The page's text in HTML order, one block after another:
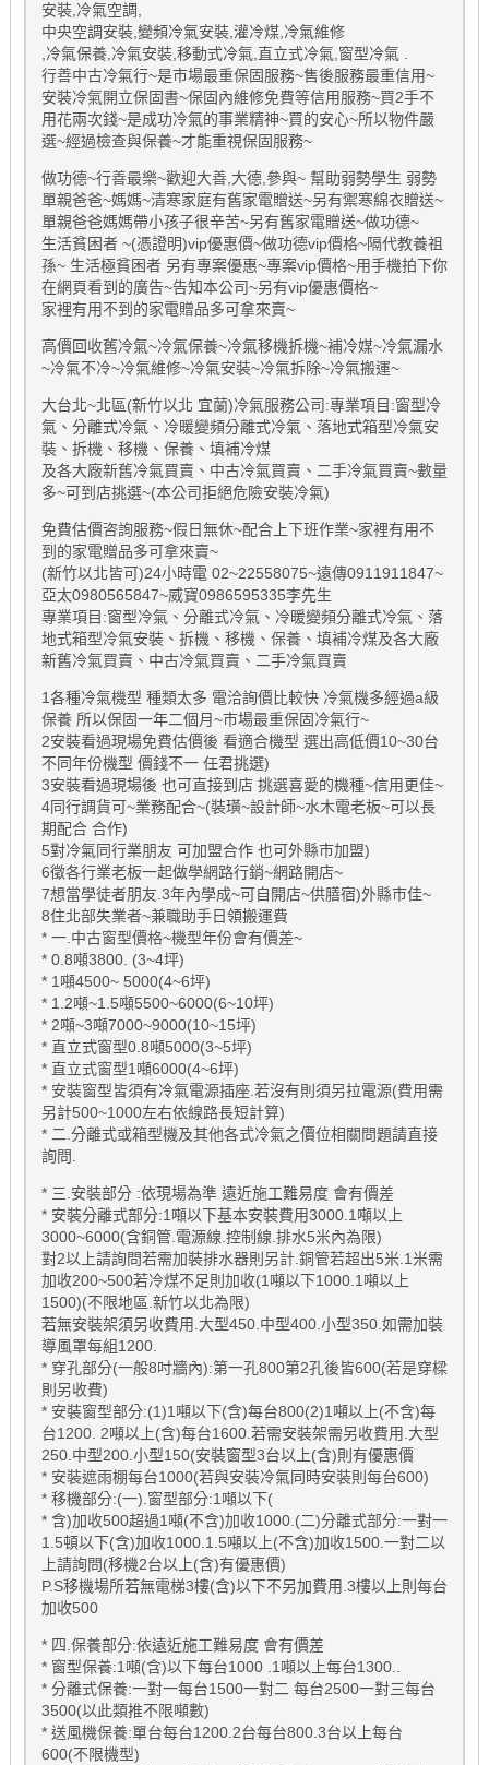
安裝,冷氣空調,
中央空調安裝,變頻冷氣安裝,灌冷煤,冷氣維修
,冷氣保養,冷氣安裝,移動式冷氣,直立式冷氣,窗型冷氣 .
行善中古冷氣行~是市場最重保固服務~售後服務最重信用~
安裝冷氣開立保固書~保固內維修免費等信用服務~買2手不
用花兩次錢~是成功冷氣的事業精神~買的安心~所以物件嚴
選~經過檢查與保養~才能重視保固服務~
做功德~行善最樂~歡迎大善,大德,參與~ 幫助弱勢學生 弱勢
單親爸爸~媽媽~清寒家庭有舊家電贈送~另有禦寒綿衣贈送~
單親爸爸媽媽帶小孩子很辛苦~另有舊家電贈送~做功德~
生活貧困者 ~(憑證明)vip優惠價~做功德vip價格~隔代教養祖
孫~ 生活極貧困者 另有專案優惠~專案vip價格~用手機拍下你
在網頁看到的廣告~告知本公司~另有vip優惠價格~
家裡有用不到的家電贈品多可拿來賣~
高價回收舊冷氣~冷氣保養~冷氣移機拆機~補冷媒~冷氣漏水
~冷氣不冷~冷氣維修~冷氣安裝~冷氣拆除~冷氣搬運~
大台北~北區(新竹以北 宜蘭)冷氣服務公司:專業項目:窗型冷
氣、分離式冷氣、冷暖變頻分離式冷氣、落地式箱型冷氣安
裝、拆機、移機、保養、填補冷煤
及各大廠新舊冷氣買賣、中古冷氣買賣、二手冷氣買賣~數量
多~可到店挑選~(本公司拒絕危險安裝冷氣)
免費估價咨詢服務~假日無休~配合上下班作業~家裡有用不
到的家電贈品多可拿來賣~
(新竹以北皆可)24小時電 02~22558075~遠傳0911911847~
亞太0980565847~威寶0986595335李先生
專業項目:窗型冷氣、分離式冷氣、冷暖變頻分離式冷氣、落
地式箱型冷氣安裝、拆機、移機、保養、填補冷煤及各大廠
新舊冷氣買賣、中古冷氣買賣、二手冷氣買賣
1各種冷氣機型 種類太多 電洽詢價比較快 冷氣機多經過a級
保養 所以保固一年二個月~市場最重保固冷氣行~
2安裝看過現場免費估價後 看適合機型 選出高低價10~30台
不同年份機型 價錢不一 任君挑選)
3安裝看過現場後 也可直接到店 挑選喜愛的機種~信用更佳~
4同行調貨可~業務配合~(裝璜~設計師~水木電老板~可以長
期配合 合作)
5對冷氣同行業朋友 可加盟合作 也可外縣市加盟)
6徵各行業老板一起做學網路行銷~網路開店~
7想當學徒者朋友.3年內學成~可自開店~供膳宿)外縣市佳~
8住北部失業者~兼職助手日領搬運費
* 一.中古窗型價格~機型年份會有價差~
* 0.8噸3800. (3~4坪)
* 1噸4500~ 5000(4~6坪)
* 1.2噸~1.5噸5500~6000(6~10坪)
* 2噸~3噸7000~9000(10~15坪)
* 直立式窗型0.8噸5000(3~5坪)
* 直立式窗型1噸6000(4~6坪)
* 安裝窗型皆須有冷氣電源插座.若沒有則須另拉電源(費用需
另計500~1000左右依線路長短計算)
* 二.分離式或箱型機及其他各式冷氣之價位相關問題請直接
詢問.
* 三.安裝部分 :依現場為準 遠近施工難易度 會有價差
* 安裝分離式部分:1噸以下基本安裝費用3000.1噸以上
3000~6000(含銅管.電源線.控制線.排水5米內為限)
對2以上請詢問若需加裝排水器則另計.銅管若超出5米.1米需
加收200~500若冷煤不足則加收(1噸以下1000.1噸以上
1500)(不限地區.新竹以北為限)
若無安裝架須另收費用.大型450.中型400.小型350.如需加裝
導風罩每組1200.
* 穿孔部分(一般8吋牆內):第一孔800第2孔後皆600(若是穿樑
則另收費)
* 安裝窗型部分:(1)1噸以下(含)每台800(2)1噸以上(不含)每
台1200. 2噸以上(含)每台1600.若需安裝架需另收費用.大型
250.中型200.小型150(安裝窗型3台以上(含)則有優惠價
* 安裝遮雨棚每台1000(若與安裝冷氣同時安裝則每台600)
* 移機部分:(一).窗型部分:1噸以下(
* 含)加收500超過1噸(不含)加收1000.(二)分離式部分:一對一
1.5頓以下(含)加收1000.1.5噸以上(不含)加收1500.一對二以
上請詢問(移機2台以上(含)有優惠價)
P.S移機場所若無電梯3樓(含)以下不另加費用.3樓以上則每台
加收500
* 四.保養部分:依遠近施工難易度 會有價差
* 窗型保養:1噸(含)以下每台1000 .1噸以上每台1300..
* 分離式保養:一對一每台1500一對二 每台2500一對三每台
3500(以此類推不限噸數)
* 送風機保養:單台每台1200.2台每台800.3台以上每台
600(不限機型)